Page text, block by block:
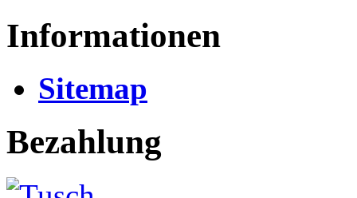
Informationen
Sitemap
Bezahlung